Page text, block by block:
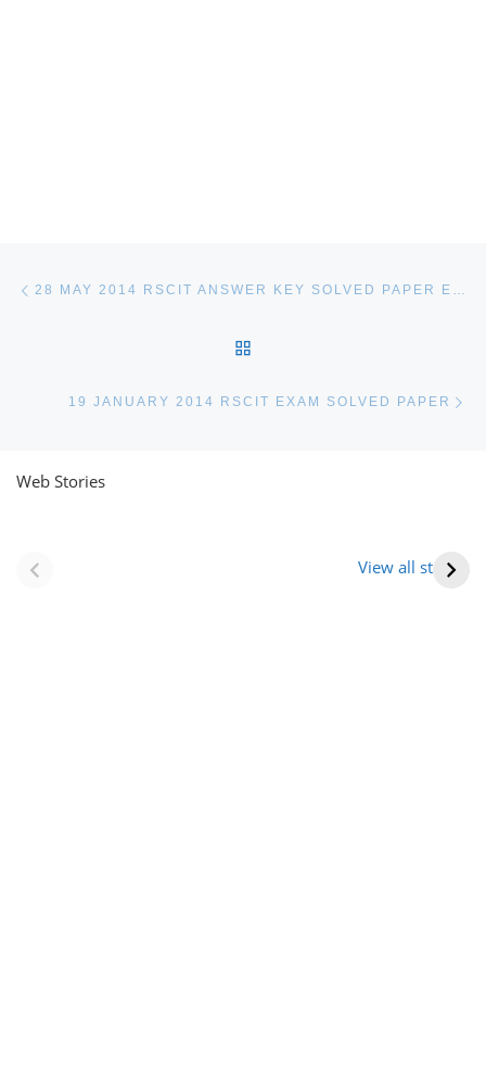
28 MAY 2014 RSCIT ANSWER KEY SOLVED PAPER EXAM
19 JANUARY 2014 RSCIT EXAM SOLVED PAPER
Web Stories
View all stories
(राजस्थान) |
आभूषण (women’s